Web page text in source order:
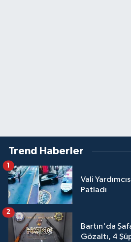
Trend Haberler
Vali
Patladı
1
Bartın'da
Gözaltı, 4
2